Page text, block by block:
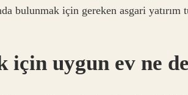
bulunmak için gereken asgari yatırım
için uygun ev ne